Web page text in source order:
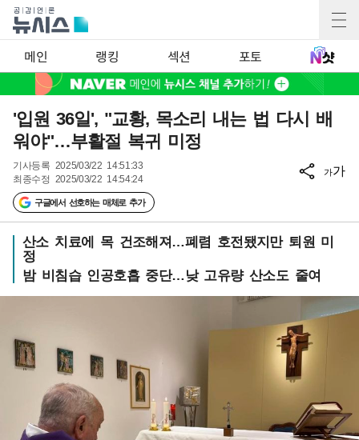
메인 랭킹 섹션 포토
'입원 36일', "교황, 목소리 내는 법 다시 배
워야"…부활절 복귀 미정
기사등록 2025/03/22 14:51:33
최종수정 2025/03/22 14:54:24
구글에서 선호하는 매체로 추가
가가
산소 치료에 목 건조해져…폐렴 호전됐지만 퇴원 미
정
밤 비침습 인공호흡 중단…낮 고유량 산소도 줄여